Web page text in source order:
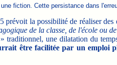
fiction. Cette persistance dans
la possibilité de réaliser des
de la classe, de l'école ou
traditionnel, une dilatation du
être facilitée par un emploi